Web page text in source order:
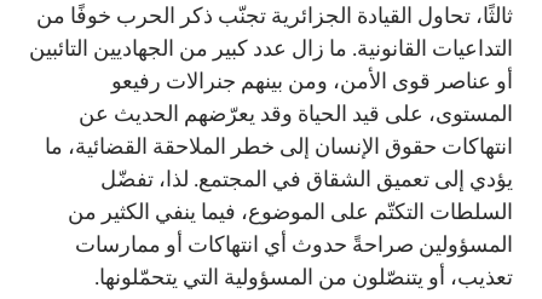
ثالثًا، تحاول القيادة الجزائرية تجنّب ذكر الحرب خوفًا من
التداعيات القانونية. ما زال عدد كبير من الجهاديين التائبين
أو عناصر قوى الأمن، ومن بينهم جنرالات رفيعو
المستوى، على قيد الحياة وقد يعرّضهم الحديث عن
انتهاكات حقوق الإنسان إلى خطر الملاحقة القضائية، ما
يؤدي إلى تعميق الشقاق في المجتمع. لذا، تفضّل
السلطات التكتّم على الموضوع، فيما ينفي الكثير من
المسؤولين صراحةً حدوث أي انتهاكات أو ممارسات
تعذيب، أو يتنصّلون من المسؤولية التي يتحمّلونها.